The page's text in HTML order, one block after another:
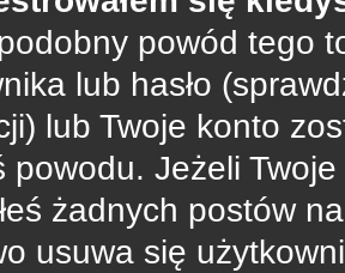
powód tego
lub hasło
lub Twoje konto
powodu. Jeżeli
żadnych postów
usuwa się